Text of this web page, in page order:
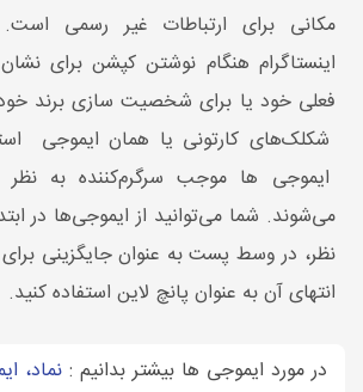
مکانی برای ارتباطات غیر رسمی
اینستاگرام هنگام نوشتن کپشن برای
فعلی خود یا برای شخصیت سازی برند
شکلک‌های کارتونی یا همان ایموجی
ایموجی ها موجب سرگرم‌کننده به
می‌شوند. شما می‌توانید از ایموجی‌ها در
نظر، در وسط پست به عنوان جایگزینی
انتهای آن به عنوان پانچ لاین استفاده کنید.
در مورد ایموجی ها بیشتر بدانیم : نماد،